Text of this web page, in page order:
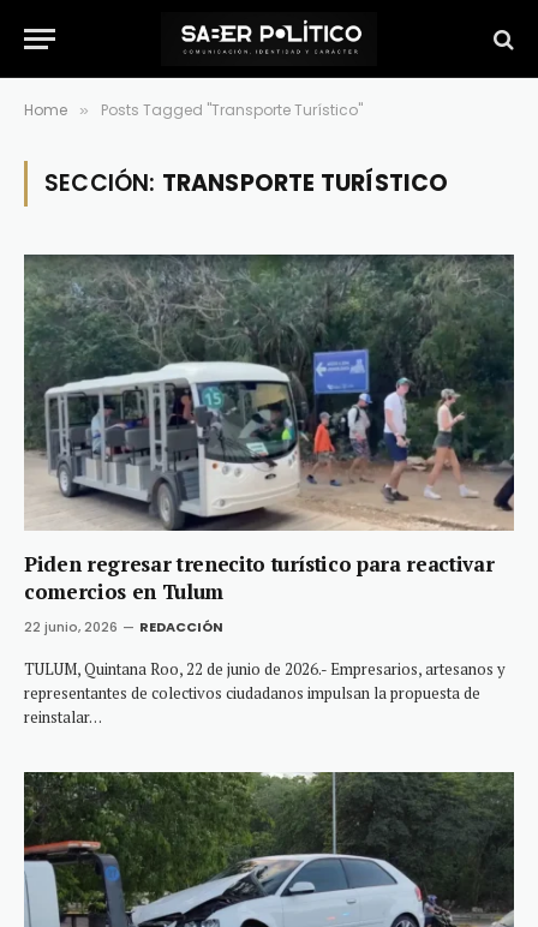
Home » Posts Tagged "Transporte Turístico"
SECCIÓN: TRANSPORTE TURÍSTICO
Piden regresar trenecito turístico para reactivar
comercios en Tulum
22 junio, 2026 REDACCIÓN
TULUM, Quintana Roo, 22 de junio de 2026.- Empresarios, artesanos y
representantes de colectivos ciudadanos impulsan la propuesta de
reinstalar…